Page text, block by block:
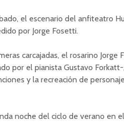
el escenario del anfiteatro
por Jorge Fosetti.
carcajadas, el rosarino
por el pianista Gustavo
y la recreación de
noche del ciclo de verano en